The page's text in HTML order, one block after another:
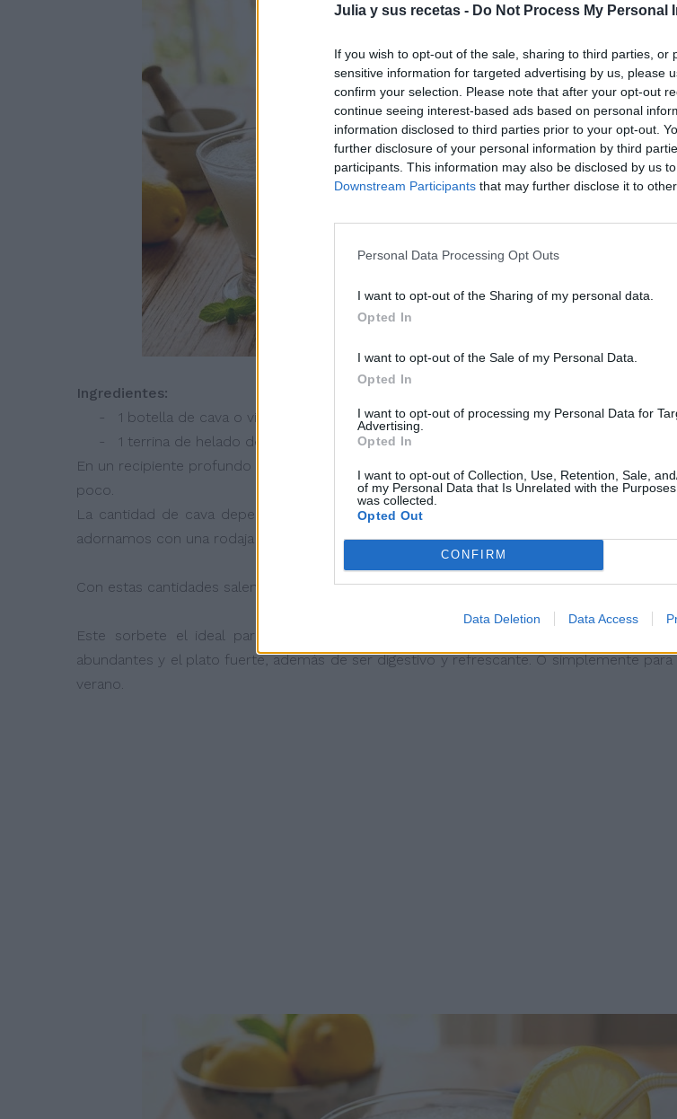
Julia y sus recetas - Do Not Process My Personal
If you wish to opt-out of the sale, sharing to third parties, or
sensitive information for targeted advertising by us, please
confirm your selection. Please note that after your opt-out
continue seeing interest-based ads based on personal
information disclosed to third parties prior to your opt-out.
further disclosure of your personal information by third
participants. This information may also be disclosed by us
Downstream Participants that may further disclose it to
Personal Data Processing Opt Outs
I want to opt-out of the Sharing of my personal data.
Opted In
I want to opt-out of the Sale of my Personal Data.
Opted In
I want to opt-out of processing my Personal Data for
Advertising.
Opted In
I want to opt-out of Collection, Use, Retention, Sale,
of my Personal Data that Is Unrelated with the
was collected.
Opted Out
CONFIRM
Data Deletion Data Access
Ingredientes:
- 1 botella de cava o vino espumoso blanco
- 1 terrina de helado de limón o sorbete de limón de 500g
En un recipiente profundo se pone el helado y se bate, con batidora eléctrica,
poco.
La cantidad de cava dependerá de lo espeso que lo queramos. Lo servimos en copas
adornamos con una rodaja de limón.
Con estas cantidades salen para 10 copas aproximadamente.
Este sorbete el ideal para cambiar de sabor entre el pescado y la carne o entre
abundantes y el plato fuerte, además de ser digestivo y refrescante. O simplemente
verano.